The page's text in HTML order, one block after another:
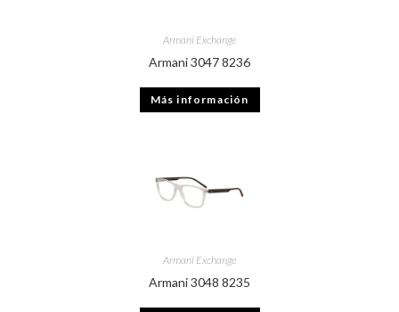
Armani Exchange
Armani 3047 8236
Más información
Armani Exchange
Armani 3048 8235